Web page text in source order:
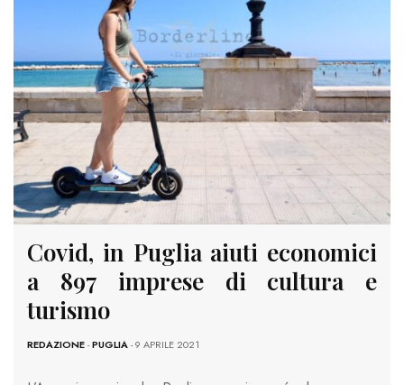
Covid, in Puglia aiuti economici
a 897 imprese di cultura e
turismo
REDAZIONE-PUGLIA- 9 APRILE 2021